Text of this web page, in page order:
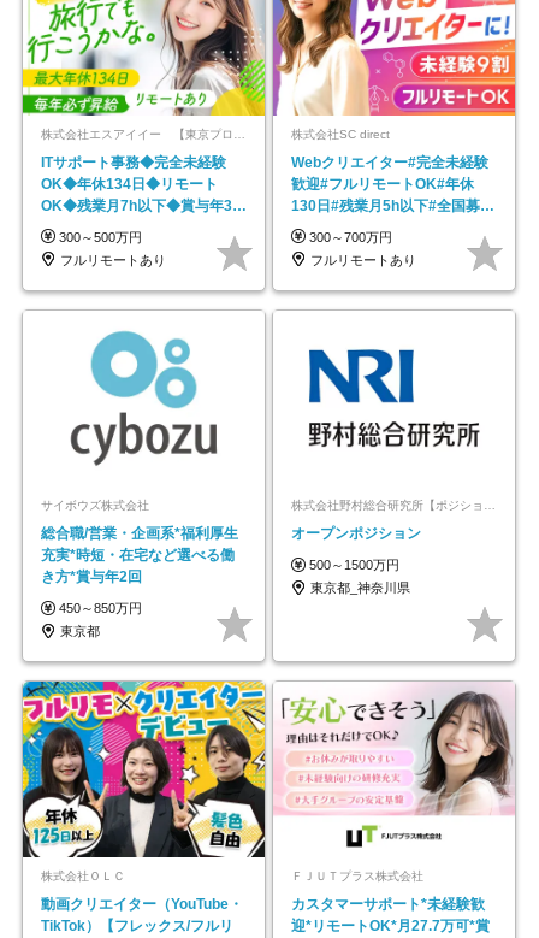
ITサポート事務◆完全未経験
OK◆年休134日◆リモート
OK◆残業月7h以下◆賞与年3回
◆5年目まで必ず昇給
300～500万円
フルリモートあり
株式会社SC direct
Webクリエイター#完全未経験
歓迎#フルリモートOK#年休
130日#残業月5h以下#全国募集
#最大1年の研修
300～700万円
フルリモートあり
サイボウズ株式会社
総合職/営業・企画系*福利厚生
充実*時短・在宅など選べる働
き方*賞与年2回
450～850万円
東京都
オープンポジション
500～1500万円
東京都_神奈川県
株式会社ＯＬＣ
動画クリエイター（YouTube・
TikTok）【フレックス/フルリ
ＦＪＵＴプラス株式会社
カスタマーサポート*未経験歓
迎*リモートOK*月27.7万可*賞